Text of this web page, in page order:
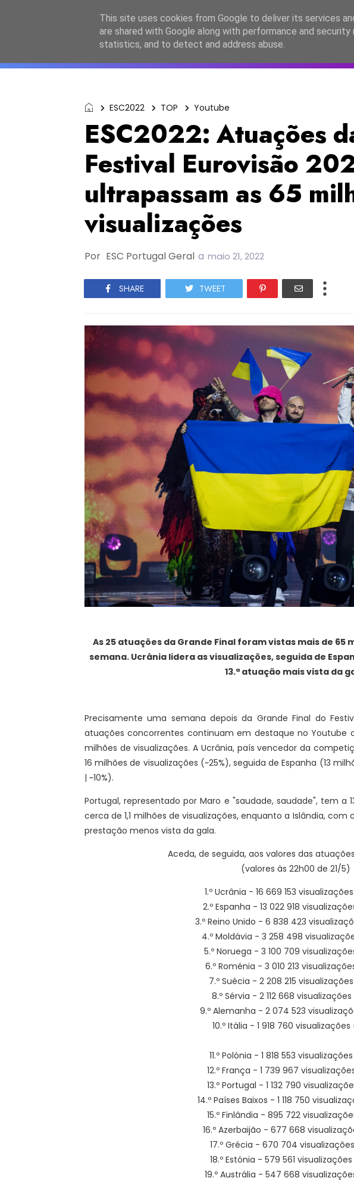
ESC2027 JESC2026 FC2026 EASC2026
ESC2022 TOP Youtube
ESC2022: Atuações
Festival Eurovisão
ultrapassam as 65
visualizações
Por ESC Portugal Geral a maio 21, 2022
SHARE TWEET
As 25 atuações da Grande Final foram vistas mais de 65
semana. Ucrânia lidera as visualizações, seguida de
13.ª atuação mais vista da
Precisamente uma semana depois da Grande Final do
atuações concorrentes continuam em destaque no Youtube
milhões de visualizações. A Ucrânia, país vencedor da
16 milhões de visualizações (~25%), seguida de Espanha (13
| ~10%).
Portugal, representado por Maro e "saudade, saudade", tem a
cerca de 1,1 milhões de visualizações, enquanto a Islândia,
prestação menos vista da gala.
Aceda, de seguida, aos valores das
(valores às 22h00 de 21/5)
1.º Ucrânia - 16 669 153
2.º Espanha - 13 022 918
3.º Reino Unido - 6 838 423
4.º Moldávia - 3 258 498
5.º Noruega - 3 100 709
6.º Roménia - 3 010 213
7.º Suécia - 2 208 215
8.º Sérvia - 2 112 668 visualizações
9.º Alemanha - 2 074 523
10.º Itália - 1 918 760 visualizações
11.º Polónia - 1 818 553
12.º França - 1 739 967
13.º Portugal - 1 132 790
14.º Países Baixos - 1 118 750
15.º Finlândia - 895 722
16.º Azerbaijão - 677 668
17.º Grécia - 670 704 visualizações
18.º Estónia - 579 561
19.º Austrália - 547 668
This site uses cookies from Google to deliver its services
are shared with Google along with performance and
statistics, and to detect and address abuse.